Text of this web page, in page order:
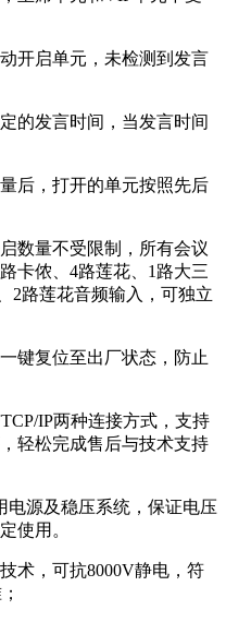
开启单元，未检测到发言
的发言时间，当发言时间
后，打开的单元按照先后
数量不受限制，所有会议
卡侬、4路莲花、1路大三
2路莲花音频输入，可独立
键复位至出厂状态，防止
IP两种连接方式，支持
轻松完成售后与技术支持
电源及稳压系统，保证电压
使用。
术，可抗8000V静电，符